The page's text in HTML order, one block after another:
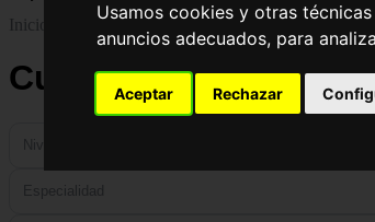
Usamos cookies y otras
anuncios adecuados, para
Aceptar Rechazar
Inicio Filosofía
Cursos y Expertos
Nivel
Especialidad